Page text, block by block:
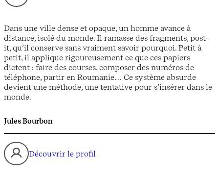
Dans une ville dense et opaque, un homme avance à
distance, isolé du monde. Il ramasse des fragments, post-
it, qu’il conserve sans vraiment savoir pourquoi. Petit à
petit, il applique rigoureusement ce que ces papiers
dictent : faire des courses, composer des numéros de
téléphone, partir en Roumanie… Ce système absurde
devient une méthode, une tentative pour s’insérer dans le
monde.
Jules Bourbon
Découvrir le profil